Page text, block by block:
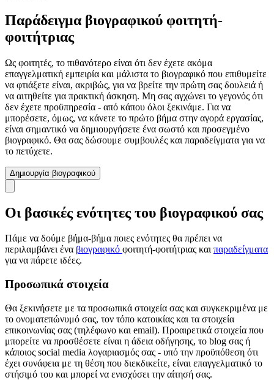
Παράδειγμα βιογραφικού φοιτητή-
φοιτήτριας
Ως φοιτητές, το πιθανότερο είναι ότι δεν έχετε ακόμα
επαγγελματική εμπειρία και μάλιστα το βιογραφικό που επιθυμείτε
να φτιάξετε είναι, ακριβώς, για να βρείτε την πρώτη σας δουλειά ή
να αιτηθείτε για πρακτική άσκηση. Μη σας αγχώνει το γεγονός ότι
δεν έχετε προϋπηρεσία - από κάπου όλοι ξεκινάμε. Για να
μπορέσετε, όμως, να κάνετε το πρώτο βήμα στην αγορά εργασίας,
είναι σημαντικό να δημιουργήσετε ένα σωστό και προσεγμένο
βιογραφικό. Θα σας δώσουμε συμβουλές και παραδείγματα για να
το πετύχετε.
Δημιουργία βιογραφικού
Οι βασικές ενότητες του βιογραφικού σας
Πάμε να δούμε βήμα-βήμα ποιες ενότητες θα πρέπει να
περιλαμβάνει ένα βιογραφικό φοιτητή-φοιτήτριας καιπαραδείγματα
για να πάρετε ιδέες.
Προσωπικά στοιχεία
Θα ξεκινήσετε με τα προσωπικά στοιχεία σας και συγκεκριμένα με
το ονοματεπώνυμό σας, τον τόπο κατοικίας και τα στοιχεία
επικοινωνίας σας (τηλέφωνο και email). Προαιρετικά στοιχεία που
μπορείτε να προσθέσετε είναι η άδεια οδήγησης, το blog σας ή
κάποιος social media λογαριασμός σας - υπό την προϋπόθεση ότι
έχει συνάφεια με τη θέση που διεκδικείτε, είναι επαγγελματικό το
στήσιμό του και μπορεί να ενισχύσει την αίτησή σας.